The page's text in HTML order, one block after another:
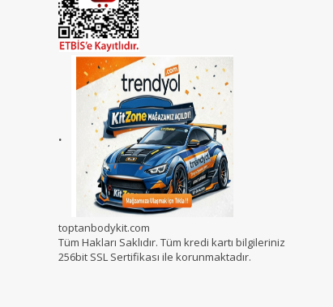
.
toptanbodykit.com
Tüm Hakları Saklıdır. Tüm kredi kartı bilgileriniz
256bit SSL Sertifikası ile korunmaktadır.